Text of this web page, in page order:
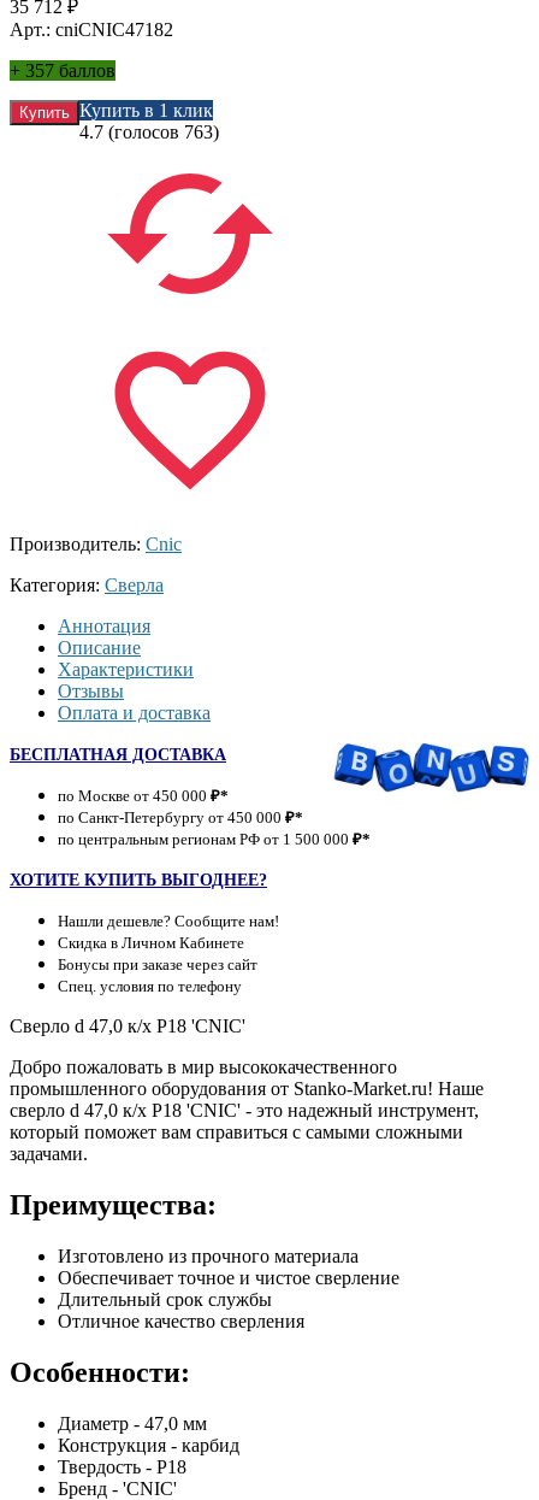
35 712 ₽
Арт.: cniCNIC47182
+ 357 баллов
Купить в 1 клик
4.7 (голосов 763)
Производитель: Cnic
Категория: Сверла
Аннотация
Описание
Характеристики
Отзывы
Оплата и доставка
БЕСПЛАТНАЯ ДОСТАВКА
по Москве от 450 000 ₽*
по Санкт-Петербургу от 450 000 ₽*
по центральным регионам РФ от 1 500 000 ₽*
ХОТИТЕ КУПИТЬ ВЫГОДНЕЕ?
Нашли дешевле? Сообщите нам!
Скидка в Личном Кабинете
Бонусы при заказе через сайт
Спец. условия по телефону
Сверло d 47,0 к/х Р18 'CNIC'
Добро пожаловать в мир высококачественного
промышленного оборудования от Stanko-Market.ru! Наше
сверло d 47,0 к/х Р18 'CNIC' - это надежный инструмент,
который поможет вам справиться с самыми сложными
задачами.
Преимущества:
Изготовлено из прочного материала
Обеспечивает точное и чистое сверление
Длительный срок службы
Отличное качество сверления
Особенности:
Диаметр - 47,0 мм
Конструкция - карбид
Твердость - Р18
Бренд - 'CNIC'